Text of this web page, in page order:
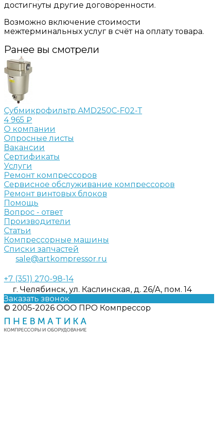
достигнуты другие договоренности.
Возможно включение стоимости
межтерминальных услуг в счёт на оплату товара.
Ранее вы смотрели
Субмикрофильтр AMD250C-F02-Т
4 965 ₽
О компании
Опросные листы
Вакансии
Сертификаты
Услуги
Ремонт компрессоров
Сервисное обслуживание компрессоров
Ремонт винтовых блоков
Помощь
Вопрос - ответ
Производители
Статьи
Компрессорные машины
Списки запчастей
sale@artkompressor.ru
+7 (351) 270-98-14
г. Челябинск, ул. Каслинская, д. 26/А, пом. 14
Заказать звонок
© 2005-2026 ООО ПРО Компрессор